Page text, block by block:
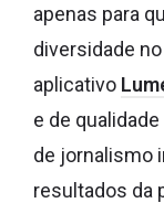
apenas para
diversidade
aplicativo
e de
de jornalismo
resultados da